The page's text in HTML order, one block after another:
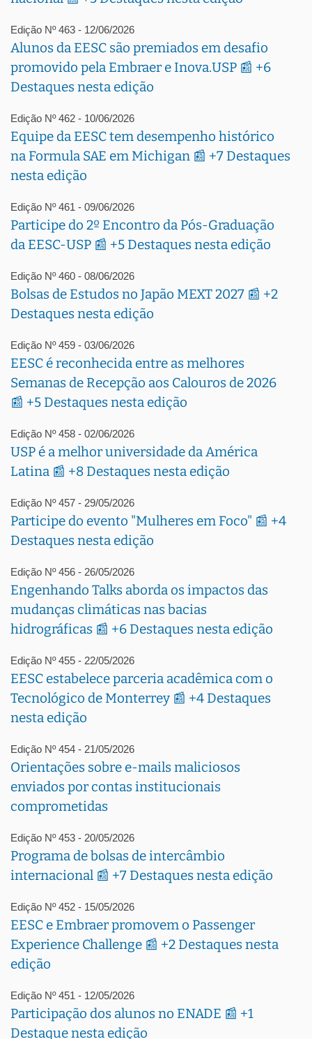
Edição Nº 463 - 12/06/2026
Alunos da EESC são premiados em desafio
promovido pela Embraer e Inova.USP 📰 +6
Destaques nesta edição
Edição Nº 462 - 10/06/2026
Equipe da EESC tem desempenho histórico
na Formula SAE em Michigan 📰 +7 Destaques
nesta edição
Edição Nº 461 - 09/06/2026
Participe do 2º Encontro da Pós-Graduação
da EESC-USP 📰 +5 Destaques nesta edição
Edição Nº 460 - 08/06/2026
Bolsas de Estudos no Japão MEXT 2027 📰 +2
Destaques nesta edição
Edição Nº 459 - 03/06/2026
EESC é reconhecida entre as melhores
Semanas de Recepção aos Calouros de 2026
📰 +5 Destaques nesta edição
Edição Nº 458 - 02/06/2026
USP é a melhor universidade da América
Latina 📰 +8 Destaques nesta edição
Edição Nº 457 - 29/05/2026
Participe do evento "Mulheres em Foco" 📰 +4
Destaques nesta edição
Edição Nº 456 - 26/05/2026
Engenhando Talks aborda os impactos das
mudanças climáticas nas bacias
hidrográficas 📰 +6 Destaques nesta edição
Edição Nº 455 - 22/05/2026
EESC estabelece parceria acadêmica com o
Tecnológico de Monterrey 📰 +4 Destaques
nesta edição
Edição Nº 454 - 21/05/2026
Orientações sobre e-mails maliciosos
enviados por contas institucionais
comprometidas
Edição Nº 453 - 20/05/2026
Programa de bolsas de intercâmbio
internacional 📰 +7 Destaques nesta edição
Edição Nº 452 - 15/05/2026
EESC e Embraer promovem o Passenger
Experience Challenge 📰 +2 Destaques nesta
edição
Edição Nº 451 - 12/05/2026
Participação dos alunos no ENADE 📰 +1
Destaque nesta edição